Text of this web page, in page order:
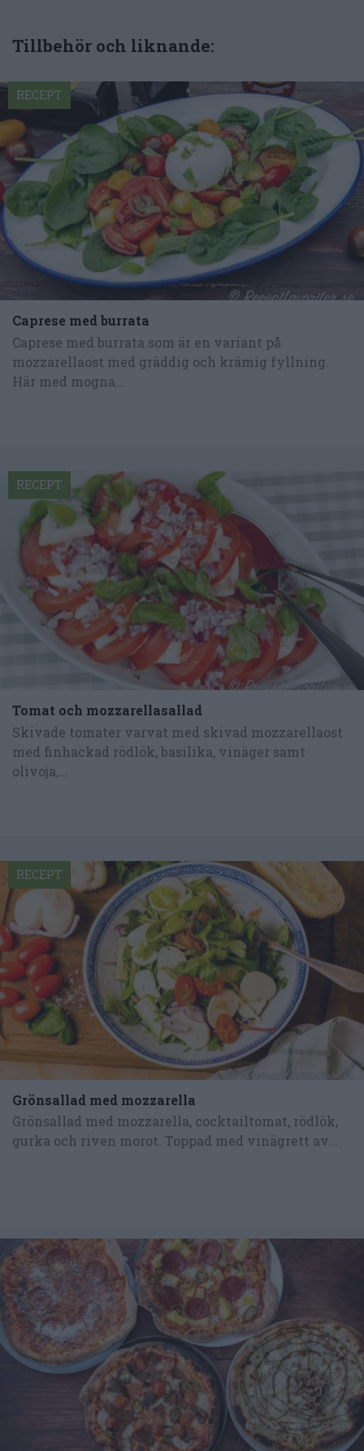
Tillbehör och liknande:
Caprese med burrata
Caprese med burrata som är en variant på
mozzarellaost med gräddig och krämig fyllning.
Här med mogna...
RECEPT
Tomat och mozzarellasallad
Skivade tomater varvat med skivad mozzarellaost
med finhackad rödlök, basilika, vinäger samt
olivoja,...
RECEPT
Grönsallad med mozzarella
Grönsallad med mozzarella, cocktailtomat, rödlök,
gurka och riven morot. Toppad med vinägrett av...
RECEPT